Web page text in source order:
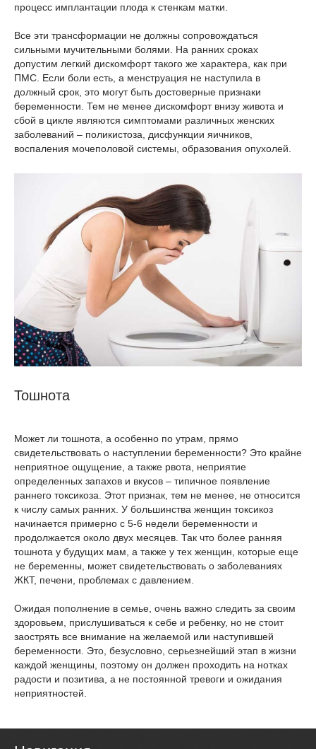
процесс имплантации плода к стенкам матки.
Все эти трансформации не должны сопровождаться
сильными мучительными болями. На ранних сроках
допустим легкий дискомфорт такого же характера, как при
ПМС. Если боли есть, а менструация не наступила в
должный срок, это могут быть достоверные признаки
беременности. Тем не менее дискомфорт внизу живота и
сбой в цикле являются симптомами различных женских
заболеваний – поликистоза, дисфункции яичников,
воспаления мочеполовой системы, образования опухолей.
Тошнота
Может ли тошнота, а особенно по утрам, прямо
свидетельствовать о наступлении беременности? Это крайне
неприятное ощущение, а также рвота, неприятие
определенных запахов и вкусов – типичное появление
раннего токсикоза. Этот признак, тем не менее, не относится
к числу самых ранних. У большинства женщин токсикоз
начинается примерно с 5-6 недели беременности и
продолжается около двух месяцев. Так что более ранняя
тошнота у будущих мам, а также у тех женщин, которые еще
не беременны, может свидетельствовать о заболеваниях
ЖКТ, печени, проблемах с давлением.
Ожидая пополнение в семье, очень важно следить за своим
здоровьем, прислушиваться к себе и ребенку, но не стоит
заострять все внимание на желаемой или наступившей
беременности. Это, безусловно, серьезнейший этап в жизни
каждой женщины, поэтому он должен проходить на нотках
радости и позитива, а не постоянной тревоги и ожидания
неприятностей.